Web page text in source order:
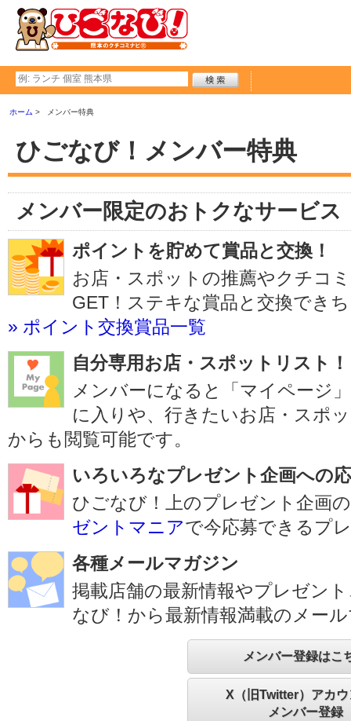
ホーム メンバー特典
ひごなび！メンバー特典
メンバー限定のおトクなサービス
ポイントを貯めて賞品と交換！
お店・スポットの推薦やクチコ
GET！ステキな賞品と交換でき
» ポイント交換賞品一覧
自分専用お店・スポットリスト！
メンバーになると「マイページ
に入りや、行きたいお店・スポ
からも閲覧可能です。
いろいろなプレゼント企画への
ひごなび！上のプレゼント企画
ゼントマニアで今応募できるプ
各種メールマガジン
掲載店舗の最新情報やプレゼン
なび！から最新情報満載のメー
メンバー登録はこ
X（旧Twitter）アカウ
メンバー登録